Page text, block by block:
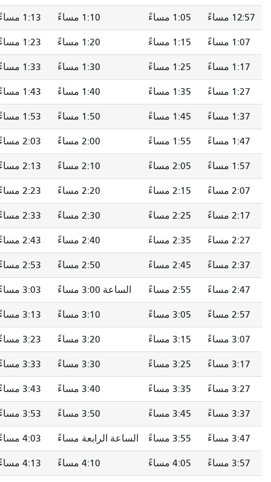
12:57 مساءً 1:05 مساءً 1:10 مساءً 1:13 مساءً
1:07 مساءً 1:15 مساءً 1:20 مساءً 1:23 مساءً
1:17 مساءً 1:25 مساءً 1:30 مساءً 1:33 مساءً
1:27 مساءً 1:35 مساءً 1:40 مساءً 1:43 مساءً
1:37 مساءً 1:45 مساءً 1:50 مساءً 1:53 مساءً
1:47 مساءً 1:55 مساءً 2:00 مساءً 2:03 مساءً
1:57 مساءً 2:05 مساءً 2:10 مساءً 2:13 مساءً
2:07 مساءً 2:15 مساءً 2:20 مساءً 2:23 مساءً
2:17 مساءً 2:25 مساءً 2:30 مساءً 2:33 مساءً
2:27 مساءً 2:35 مساءً 2:40 مساءً 2:43 مساءً
2:37 مساءً 2:45 مساءً 2:50 مساءً 2:53 مساءً
2:47 مساءً 2:55 مساءً الساعة 3:00 مساءً 3:03 مساءً
2:57 مساءً 3:05 مساءً 3:10 مساءً 3:13 مساءً
3:07 مساءً 3:15 مساءً 3:20 مساءً 3:23 مساءً
3:17 مساءً 3:25 مساءً 3:30 مساءً 3:33 مساءً
3:27 مساءً 3:35 مساءً 3:40 مساءً 3:43 مساءً
3:37 مساءً 3:45 مساءً 3:50 مساءً 3:53 مساءً
3:47 مساءً 3:55 مساءً الساعة الرابعة مساءً 4:03 مساءً
3:57 مساءً 4:05 مساءً 4:10 مساءً 4:13 مساءً